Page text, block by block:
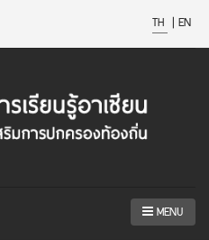
TH | EN
MENU